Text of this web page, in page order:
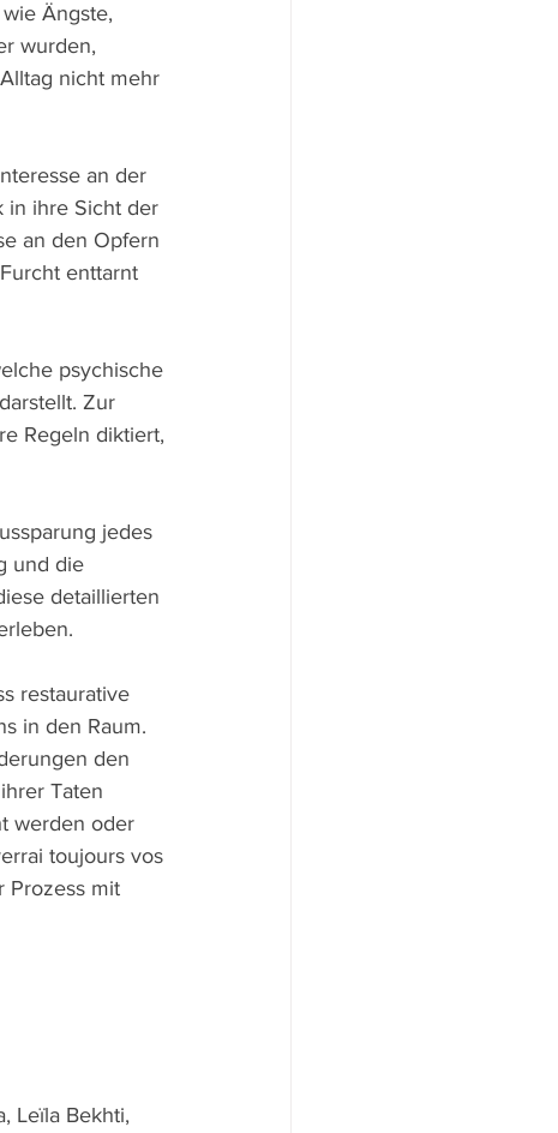
Ängste,
wurden,
nicht mehr
an der
in ihre Sicht der
an den Opfern
enttarnt
psychische
Zur
Regeln diktiert,
jedes
und die
detaillierten
restaurative
in den Raum.
den
Taten
werden oder
toujours vos
Prozess mit
Leïla Bekhti,